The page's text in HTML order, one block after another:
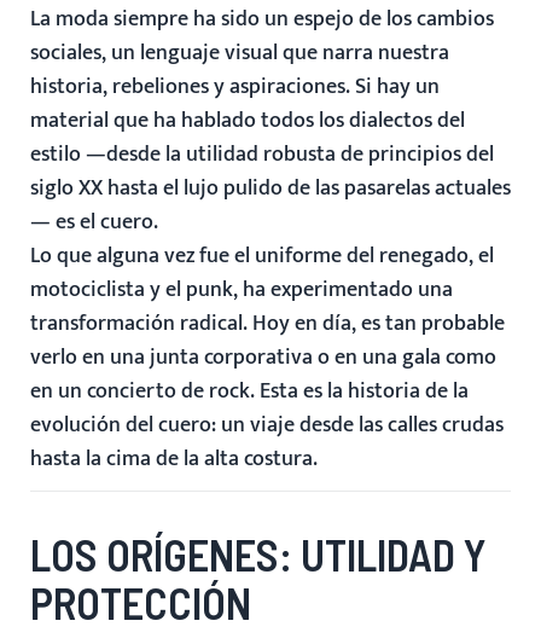
La moda siempre ha sido un espejo de los cambios
sociales, un lenguaje visual que narra nuestra
historia, rebeliones y aspiraciones. Si hay un
material que ha hablado todos los dialectos del
estilo —desde la utilidad robusta de principios del
siglo XX hasta el lujo pulido de las pasarelas actuales
— es el cuero.
Lo que alguna vez fue el uniforme del renegado, el
motociclista y el punk, ha experimentado una
transformación radical. Hoy en día, es tan probable
verlo en una junta corporativa o en una gala como
en un concierto de rock. Esta es la historia de la
evolución del cuero: un viaje desde las calles crudas
hasta la cima de la alta costura.
LOS ORÍGENES: UTILIDAD Y
PROTECCIÓN